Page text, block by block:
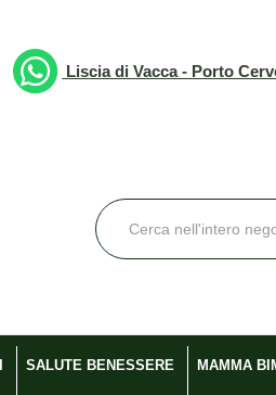
Liscia di Vacca - Porto
Cerca
Prodotto
SALUTE BENESSERE MAMMA